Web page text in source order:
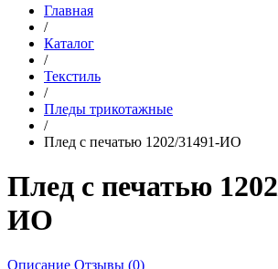
Главная
/
Каталог
/
Текстиль
/
Пледы трикотажные
/
Плед с печатью 1202/31491-ИО
Плед с печатью
ИО
Описание Отзывы (0)